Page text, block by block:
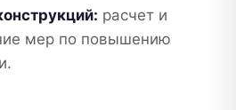
расчет и
мер по повышению